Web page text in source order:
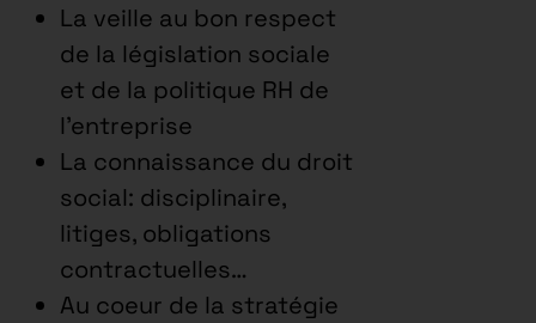
La veille au bon respect
de la législation sociale
et de la politique RH de
l’entreprise
La connaissance du droit
social: disciplinaire,
litiges, obligations
contractuelles…
Au coeur de la stratégie